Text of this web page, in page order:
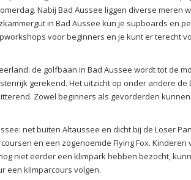
Nabij Bad Aussee liggen diverse meren
in Bad Aussee kun je supboards en
voor beginners en je kunt er terecht
de golfbaan in Bad Aussee wordt tot de
gerekend. Het uitzicht op onder andere de
Zowel beginners als gevorderden
net buiten Altaussee en dicht bij de Loser
en een zogenoemde Flying Fox. Kinderen
niet eerder een klimpark hebben bezocht,
een klimparcours volgen.